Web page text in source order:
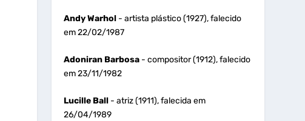
Andy Warhol- artista plástico (1927), falecido
em 22/02/1987
Adoniran Barbosa- compositor (1912), falecido
em 23/11/1982
Lucille Ball- atriz (1911), falecida em
26/04/1989